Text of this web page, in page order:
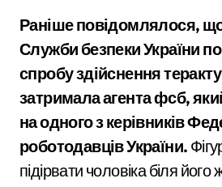
Раніше повідомлялося,
Служби безпеки України
спробу здійснення
затримала агента фсб,
на одного з керівників
роботодавців України.
підірвати чоловіка біля його